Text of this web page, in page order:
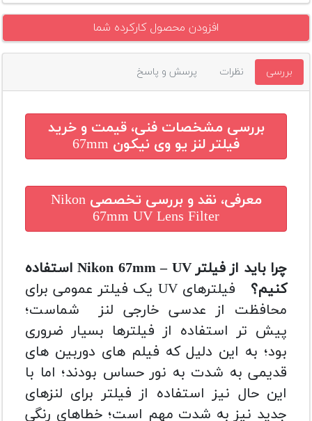
بله
افزودن محصول کارکرده شما
بررسی نظرات پرسش و پاسخ
بررسی مشخصات فنی، قیمت و خرید
فیلتر لنز یو وی نیکون 67mm
معرفی، نقد و بررسی تخصصیNikon
67mm UV Lens Filter
چرا باید از فیلترNikon 67mm – UV استفاده
کنیم؟
فیلترهای UV یک فیلتر عمومی برای
محافظت از عدسی خارجی لنز شماست؛
پیش تر استفاده از فیلترها بسیار ضروری
بود؛ به این دلیل که فیلم های دوربین های
قدیمی به شدت به نور حساس بودند؛ اما با
این حال نیز استفاده از فیلتر برای لنزهای
جدید نیز به شدت مهم است؛ خطاهای رنگی